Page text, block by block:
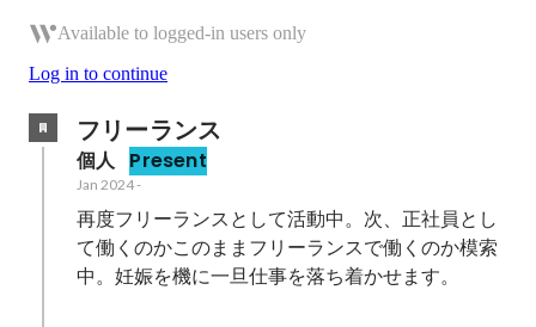
Available to logged-in users only
Log in to continue
フリーランス
個人 Present
Jan 2024-
再度フリーランスとして活動中。次、正社員とし
て働くのかこのままフリーランスで働くのか模索
中。妊娠を機に一旦仕事を落ち着かせます。